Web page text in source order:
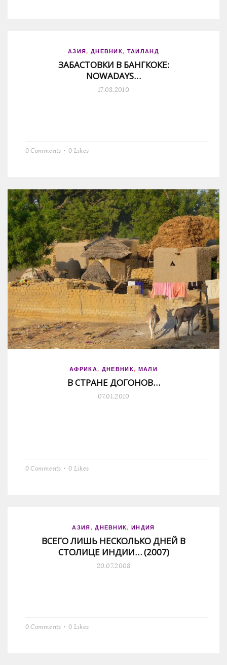
АЗИЯ, ДНЕВНИК, ТАИЛАНД
ЗАБАСТОВКИ В БАНГКОКЕ:
NOWADAYS…
17.03.2010
0 Comments 0 Likes
АФРИКА, ДНЕВНИК, МАЛИ
В СТРАНЕ ДОГОНОВ…
07.01.2010
0 Comments 0 Likes
АЗИЯ,ДНЕВНИК,ИНДИЯ
ВСЕГО ЛИШЬ НЕСКОЛЬКО ДНЕЙ В
СТОЛИЦЕ ИНДИИ… (2007)
20.07.2008
0 Comments 0 Likes